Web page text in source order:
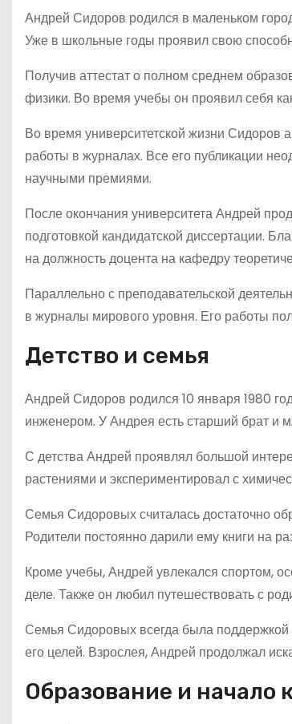
Андрей Сидоров родился в маленьком
Уже в школьные годы проявил свою
Получив аттестат о полном среднем
физики. Во время учебы он проявил себя
Во время университетской жизни Сидоров
работы в журналах. Все его публикации
научными премиями.
После окончания университета Андрей
подготовкой кандидатской диссертации.
на должность доцента на кафедру
Параллельно с преподавательской
в журналы мирового уровня. Его работы
Детство и семья
Андрей Сидоров родился 10 января 1980
инженером. У Андрея есть старший брат и
С детства Андрей проявлял большой
растениями и экспериментировал с
Семья Сидоровых считалась достаточно
Родители постоянно дарили ему книги на
Кроме учебы, Андрей увлекался спортом,
деле. Также он любил путешествовать с
Семья Сидоровых всегда была поддержкой
его целей. Взрослея, Андрей продолжал
Образование и начало